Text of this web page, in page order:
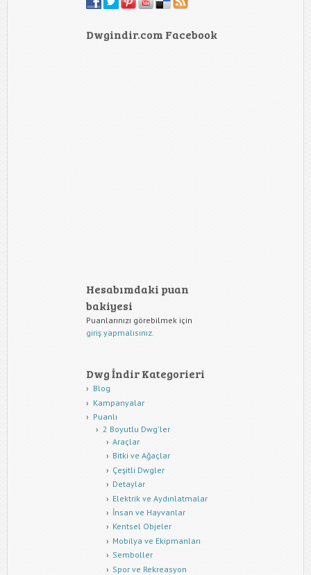
Dwgindir.com Facebook
Hesabımdaki puan
bakiyesi
Puanlarınızı görebilmek için
giriş yapmalısınız.
Dwg İndir Kategorieri
Blog
Kampanyalar
Puanlı
2 Boyutlu Dwg'ler
Araçlar
Bitki ve Ağaçlar
Çeşitli Dwgler
Detaylar
Elektrik ve Aydınlatmalar
İnsan ve Hayvanlar
Kentsel Objeler
Mobilya ve Ekipmanları
Semboller
Spor ve Rekreasyon